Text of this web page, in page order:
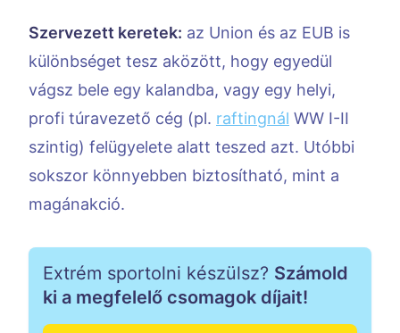
Szervezett keretek: az Union és az EUB is
különbséget tesz aközött, hogy egyedül
vágsz bele egy kalandba, vagy egy helyi,
profi túravezető cég (pl. raftingnál WW I-II
szintig) felügyelete alatt teszed azt. Utóbbi
sokszor könnyebben biztosítható, mint a
magánakció.
Extrém sportolni készülsz? Számold
ki a megfelelő csomagok díjait!